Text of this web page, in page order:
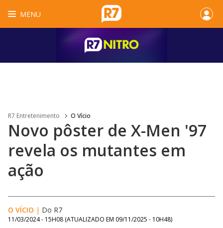
MENU
R7 Entretenimento O Vício
Novo pôster de X-Men '97
revela os mutantes em
ação
O VÍCIO | Do R7
11/03/2024 - 15H08 (ATUALIZADO EM 09/11/2025 - 10H48)